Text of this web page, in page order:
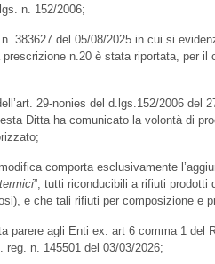
n. 152/2006;
383627 del 05/08/2025 in cui si
n.20 è stata riportata, per
29-nonies del d.lgs.152/2006 del
Ditta ha comunicato la volontà di
comporta esclusivamente
”, tutti riconducibili a rifiuti prodotti
e che tali rifiuti per composizione e
parere agli Enti ex. art 6 comma 1 del
reg. n. 145501 del 03/03/2026;